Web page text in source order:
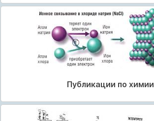
Публикации по химии